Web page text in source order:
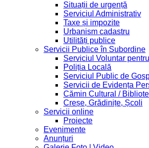
Situații de urgență
Serviciul Administrativ
Taxe și impozite
Urbanism cadastru
Utilități publice
Servicii Publice în Subordine
Serviciul Voluntar
Poliția Locală
Serviciul Public de
Servicii de Evidența
Cămin Cultural /
Creșe, Grădinițe, Școli
Servicii online
Proiecte
Evenimente
Anunțuri